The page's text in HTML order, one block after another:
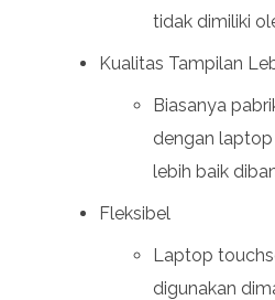
tidak dimiliki
Kualitas Tampilan
Biasanya
dengan
lebih baik
Fleksibel
Laptop
digunakan